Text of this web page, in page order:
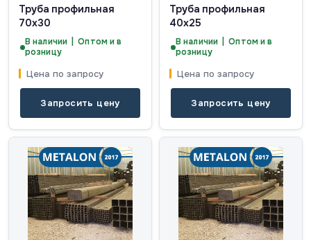
Труба профильная
70х30
В наличии | Оптом и в
розницу
Цена по запросу
Запросить цену
Труба профильная
40х25
В наличии | Оптом и в
розницу
Цена по запросу
Запросить цену